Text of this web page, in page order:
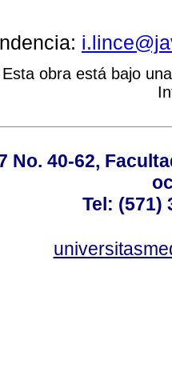
Esta obra está bajo
No. 40-62,
Tel: (571)